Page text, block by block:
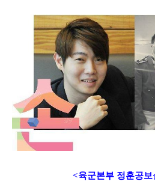
<육군본부 정훈공보